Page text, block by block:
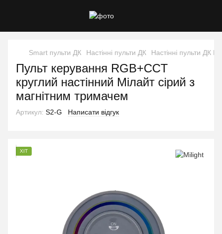
Smart пульти ДК Настінні пульти ДК Настінні пульти ДК
Пульт керування RGB+CCT
круглий настінний Мілайт сірий з
магнітним тримачем
Артикул: S2-G Написати відгук
ХІТ